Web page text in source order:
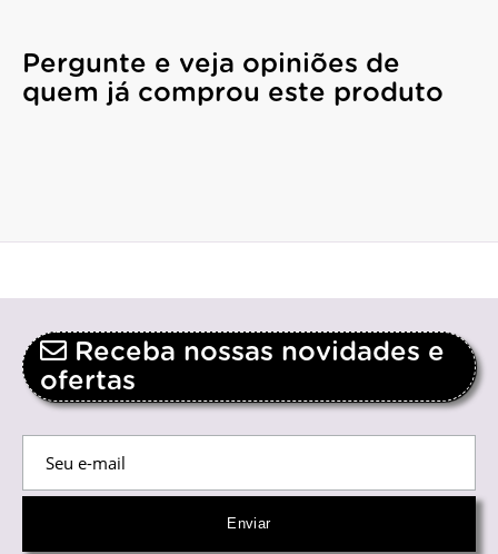
Pergunte e veja opiniões de
quem já comprou este produto
Receba nossas novidades e
ofertas